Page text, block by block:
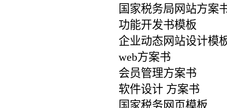
国家税务局网站方案
功能开发书模板
企业动态网站设计模
web方案书
会员管理方案书
软件设计 方案书
国家税务网页模板